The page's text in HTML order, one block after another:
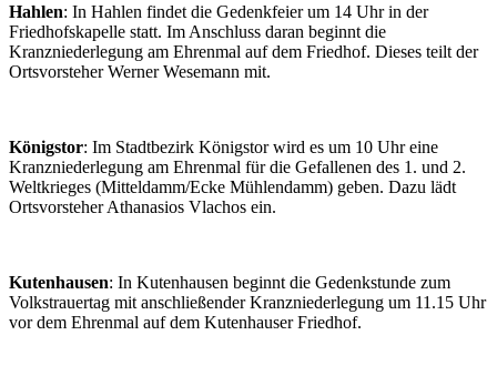
Hahlen: In Hahlen findet die Gedenkfeier um 14 Uhr in der
Friedhofskapelle statt. Im Anschluss daran beginnt die
Kranzniederlegung am Ehrenmal auf dem Friedhof. Dieses teilt der
Ortsvorsteher Werner Wesemann mit.
Königstor: Im Stadtbezirk Königstor wird es um 10 Uhr eine
Kranzniederlegung am Ehrenmal für die Gefallenen des 1. und 2.
Weltkrieges (Mitteldamm/Ecke Mühlendamm) geben. Dazu lädt
Ortsvorsteher Athanasios Vlachos ein.
Kutenhausen: In Kutenhausen beginnt die Gedenkstunde zum
Volkstrauertag mit anschließender Kranzniederlegung um 11.15 Uhr
vor dem Ehrenmal auf dem Kutenhauser Friedhof.